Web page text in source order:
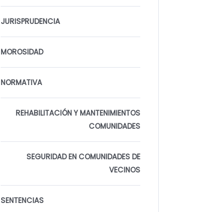
JURISPRUDENCIA
MOROSIDAD
NORMATIVA
REHABILITACIÓN Y MANTENIMIENTOS
COMUNIDADES
SEGURIDAD EN COMUNIDADES DE
VECINOS
SENTENCIAS